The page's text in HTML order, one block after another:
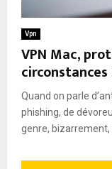
Vpn
VPN Mac,
circonstances
Quand on parle
phishing, de
genre, bizarrement,